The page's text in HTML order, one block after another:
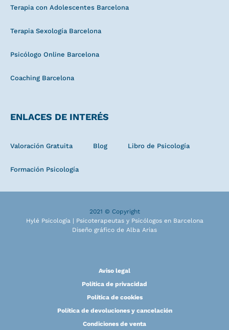
Terapia con Adolescentes Barcelona
Terapia Sexología Barcelona
Psicólogo Online Barcelona
Coaching Barcelona
ENLACES DE INTERÉS
Valoración Gratuita Blog Libro de Psicología
Formación Psicología
2021 © Copyright
Hylé Psicología | Psicoterapeutas y Psicólogos en Barcelona
Diseño gráfico de Alba Arias
Aviso legal
Política de privacidad
Política de cookies
Política de devoluciones y cancelación
Condiciones de venta